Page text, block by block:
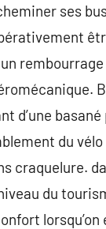
ses
d’une
du
craquelure.
du